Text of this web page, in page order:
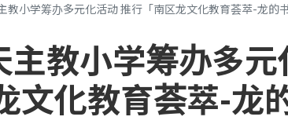
教小学筹办多元化活动 推行「南区龙文化教育荟萃-龙的书
教小学筹办多元
文化教育荟萃-龙